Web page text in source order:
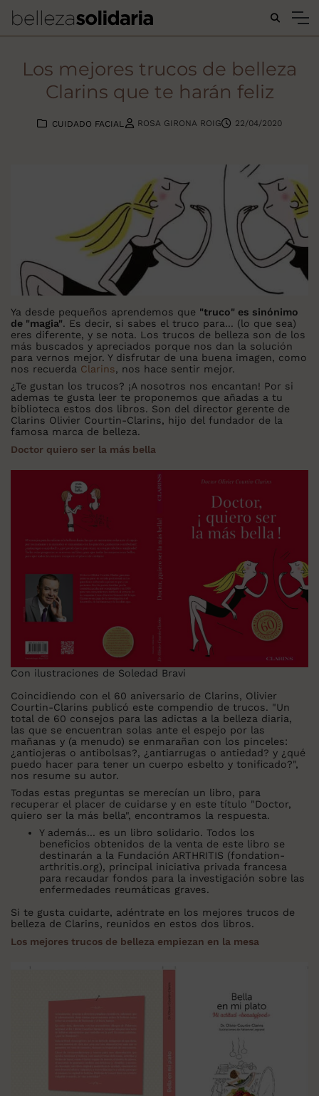
Buscar...
Los mejores trucos de belleza
Clarins que te harán feliz
CUIDADO FACIAL ROSA GIRONA ROIG 22/04/2020
Ya desde pequeños aprendemos que "truco" es sinónimo
de "magia". Es decir, si sabes el truco para... (lo que sea)
eres diferente, y se nota. Los trucos de belleza son de los
más buscados y apreciados porque nos dan la solución
para vernos mejor. Y disfrutar de una buena imagen, como
nos recuerda Clarins, nos hace sentir mejor.
¿Te gustan los trucos? ¡A nosotros nos encantan! Por si
ademas te gusta leer te proponemos que añadas a tu
biblioteca estos dos libros. Son del director gerente de
Clarins Olivier Courtin-Clarins, hijo del fundador de la
famosa marca de belleza.
Doctor quiero ser la más bella
Con ilustraciones de Soledad Bravi
Coincidiendo con el 60 aniversario de Clarins, Olivier
Courtin-Clarins publicó este compendio de trucos. "Un
total de 60 consejos para las adictas a la belleza diaria,
las que se encuentran solas ante el espejo por las
mañanas y (a menudo) se enmarañan con los pinceles:
¿antiojeras o antibolsas?, ¿antiarrugas o antiedad? y ¿qué
puedo hacer para tener un cuerpo esbelto y tonificado?",
nos resume su autor.
Todas estas preguntas se merecían un libro, para
recuperar el placer de cuidarse y en este título "Doctor,
quiero ser la más bella", encontramos la respuesta.
Y además... es un libro solidario. Todos los
beneficios obtenidos de la venta de este libro se
destinarán a la Fundación ARTHRITIS (fondation-
arthritis.org), principal iniciativa privada francesa
para recaudar fondos para la investigación sobre las
enfermedades reumáticas graves.
Si te gusta cuidarte, adéntrate en los mejores trucos de
belleza de Clarins, reunidos en estos dos libros.
Los mejores trucos de belleza empiezan en la mesa